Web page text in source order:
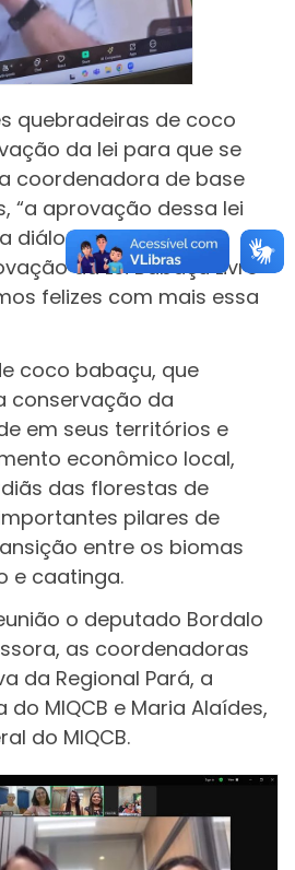
quebradeiras de coco
da lei para que se
coordenadora de base
“a aprovação dessa lei
diálogos sobre a
da Lei Babaçu Livre
felizes com mais essa
coco babaçu, que
conservação da
em seus territórios e
econômico local,
das florestas de
pilares de
entre os biomas
e caatinga.
o deputado Bordalo
as coordenadoras
da Regional Pará, a
MIQCB e Maria Alaídes,
do MIQCB.